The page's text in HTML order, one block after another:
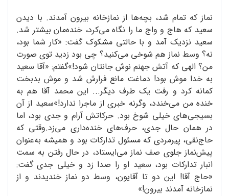
نماز که تمام شد، بچه‌ها از نمازخانه بیرون آمدند. با دیدن
سعید که هاج و واج ما را نگاه می‌کرد، خنده‌مان بیشتر شد.
سعید نزدیک آمد و با حالتی مشکوک گفت: «کار شما بود،
نه؟ وسط نماز هم شوخی می‌کنید؟ چی بود زدید توی صورت
من؟ الهی که آتش جهنم نوش جانتان شود!»گفتم: «آقا سعید
به خدا موش بود! دماغت مانع فرارش شد و موش بدبخت
کمانه کرد و رفت یک طرف دیگر... این محمد آقا هم به
خنده من می‌خندد، وگرنه خبری از ماجرا ندارد!»سعید از آن
بسیجی‌های خیلی شوخ بود. حرکاتش آرام و جدی بود، اما
در همان حال جدی، حرف‌های خنده‌داری می‌زد.وقتی که
حاج‌نقی، پیرمردی که مسئول تدارکات بود و همیشه به‌عنوان
پیش‌نماز جلوی صف نماز می‌ایستاد، در حال رفتن به سمت
انبار تدارکات بود، سعید او را صدا زد و خیلی جدی گفت:
«حاج آقا! این دو تا آقایون، وسط دو نماز خندیدند و از
نمازخانه آمدند بیرون!»